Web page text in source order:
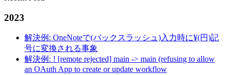
2023
解決例: OneNoteで(バックスラッシュ)入力時に¥(円)記
号に変換される事象
解決例: ! [remote rejected] main -> main (refusing to allow
an OAuth App to create or update workflow